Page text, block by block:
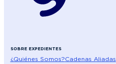
SOBRE EXPEDIENTES
¿Quiénes Somos?Cadenas Aliadas